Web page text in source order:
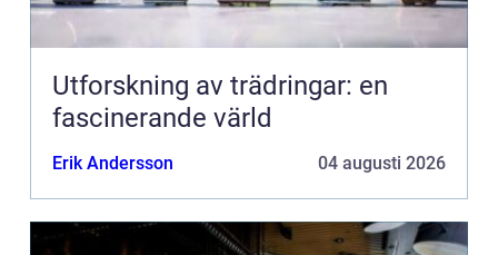
Utforskning av trädringar: en
fascinerande värld
Erik Andersson 04 augusti 2026